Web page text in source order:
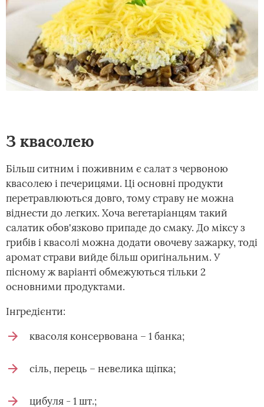
З квасолею
Більш ситним і поживним є салат з червоною
квасолею і печерицями. Ці основні продукти
перетравлюються довго, тому страву не можна
віднести до легких. Хоча вегетаріанцям такий
салатик обов'язково припаде до смаку. До міксу з
грибів і квасолі можна додати овочеву зажарку, тоді
аромат страви вийде більш оригінальним. У
пісному ж варіанті обмежуються тільки 2
основними продуктами.
Інгредієнти:
квасоля консервована – 1 банка;
сіль, перець – невелика щіпка;
цибуля - 1 шт.;